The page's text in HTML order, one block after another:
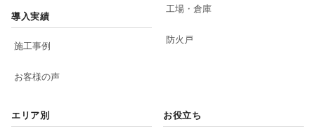
導入実績
施工事例
お客様の声
工場・倉庫
防火戸
エリア別 お役立ち